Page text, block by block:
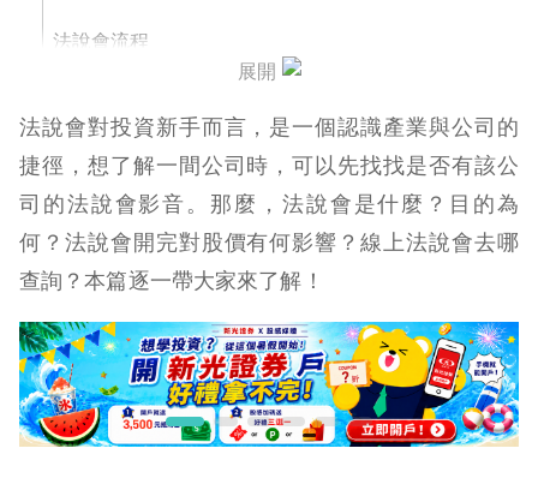
法說會流程
線上法說會哪裡看？
法說會常見問題 Q&A
熱門個股法說會重點整理
展開
法說會對投資新手而言，是一個認識產業與公司的
捷徑，想了解一間公司時 ，可以先找找是否有該公
司的法說會影音。那麼，法說會是什麼？目的為
何？法說會開完對股價有何影響？線上法說會去哪
查詢？本篇逐一帶大家來了解！